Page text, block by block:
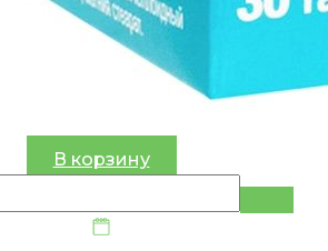
В корзину